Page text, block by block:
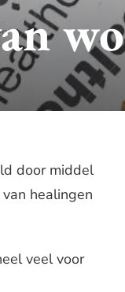
door middel
healingen
veel voor